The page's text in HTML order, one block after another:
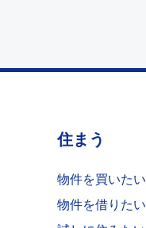
住まう
物件を買いたい
物件を借りたい